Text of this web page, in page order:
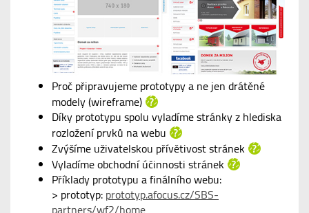
Proč připravujeme prototypy a ne jen drátěné
modely(wireframe)
Díky prototypu spolu vyladíme stránky z hlediska
rozložení prvků na webu
Zvýšíme uživatelskou přívětivost stránek
Vyladíme obchodní účinnosti stránek
Příklady prototypu a finálního webu:
> prototyp: prototyp.afocus.cz/SBS-